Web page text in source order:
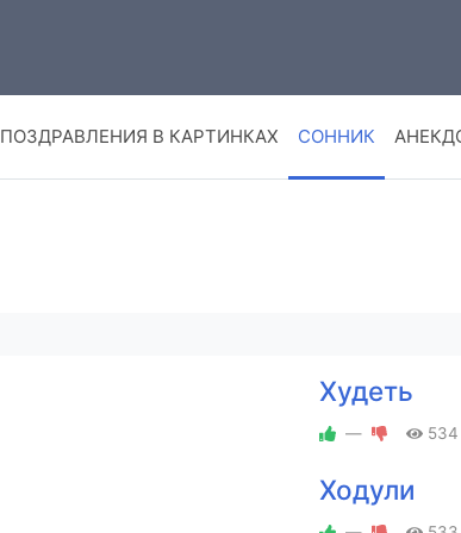
ПОЗДРАВЛЕНИЯ В КАРТИНКАХ СОННИК
Худеть
— 534
Ходули